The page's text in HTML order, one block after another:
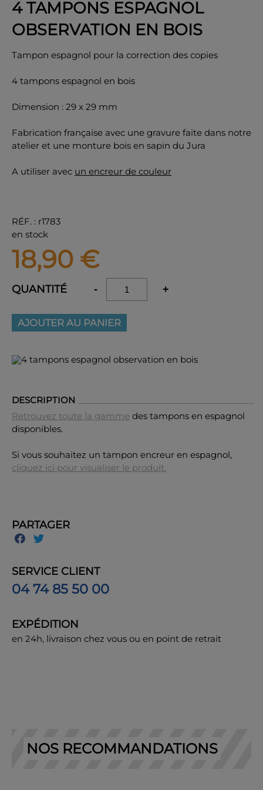
4 TAMPONS ESPAGNOL
OBSERVATION EN BOIS
Tampon espagnol pour la correction des copies
4 tampons espagnol en bois
Dimension : 29 x 29 mm
Fabrication française avec une gravure faite dans notre
atelier et une monture bois en sapin du Jura
A utiliser avec un encreur de couleur
RÉF. : r1783
en stock
18,90 €
QUANTITÉ - +
AJOUTER AU PANIER
DESCRIPTION
Retrouvez toute la gamme des tampons en espagnol
disponibles.
Si vous souhaitez un tampon encreur en espagnol,
cliquez ici pour visualiser le produit.
PARTAGER
SERVICE CLIENT
04 74 85 50 00
EXPÉDITION
en 24h, livraison chez vous ou en point de retrait
NOS RECOMMANDATIONS